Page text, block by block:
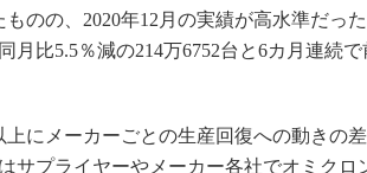
のの、2020年12月の実績が高水準だっ
月比5.5％減の214万6752台と6カ月連続で
にメーカーごとの生産回復への動きの
サプライヤーやメーカー各社でオミクロ